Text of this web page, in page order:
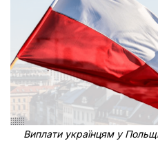
Виплати українцям у